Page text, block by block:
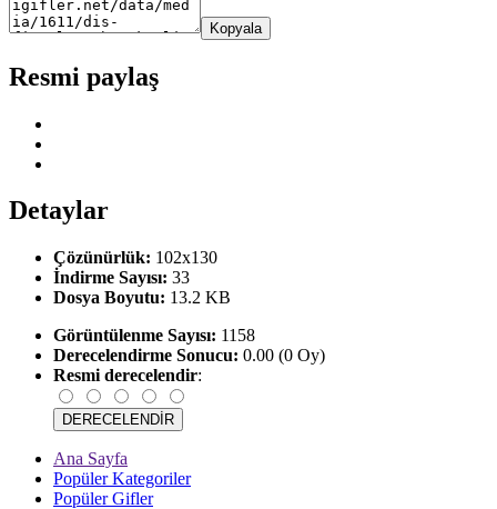
Kopyala
Resmi paylaş
Detaylar
Çözünürlük: 102x130
İndirme Sayısı: 33
Dosya Boyutu: 13.2 KB
Görüntülenme Sayısı: 1158
Derecelendirme Sonucu: 0.00 (0 Oy)
Resmi derecelendir:
Ana Sayfa
Popüler Kategoriler
Popüler Gifler